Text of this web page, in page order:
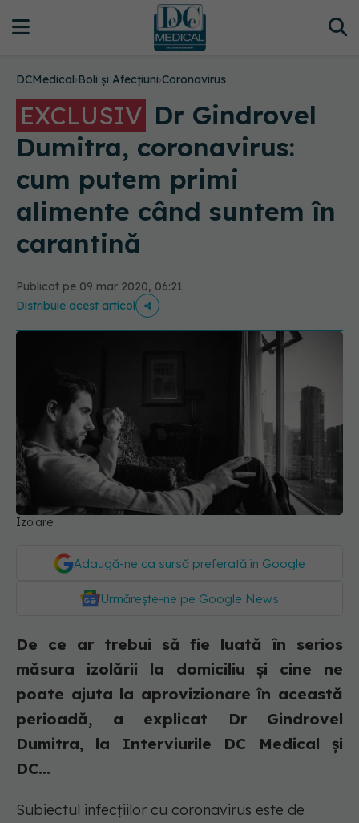
DCMedical›Boli și Afecțiuni›Coronavirus
EXCLUSIV Dr Gindrovel
Dumitra, coronavirus:
cum putem primi
alimente când suntem în
carantină
Publicat pe 09 mar 2020, 06:21
Distribuie acest articol
Izolare
Adaugă-ne ca sursă preferată în Google
Urmărește-ne pe Google News
De ce ar trebui să fie luată în serios
măsura izolării la domiciliu și cine ne
poate ajuta la aprovizionare în această
perioadă, a explicat Dr Gindrovel
Dumitra, la Interviurile DC Medical și
DC...
Subiectul infecțiilor cu coronavirus este de